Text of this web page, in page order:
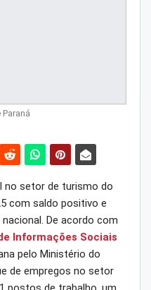
no setor de turismo do
com saldo positivo e
De acordo com
Informações Sociais
pelo Ministério do
de empregos no setor